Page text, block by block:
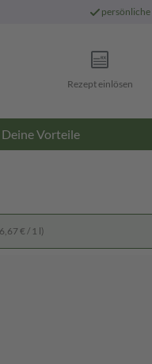
persönliche
Rezept einlösen
Deine Vorteile
€ / 1 l)